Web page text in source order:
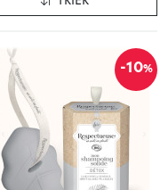
-10%